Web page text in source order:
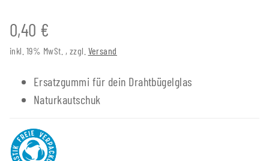
0,40 €
inkl. 19% MwSt. , zzgl. Versand
Ersatzgummi für dein Drahtbügelglas
Naturkautschuk